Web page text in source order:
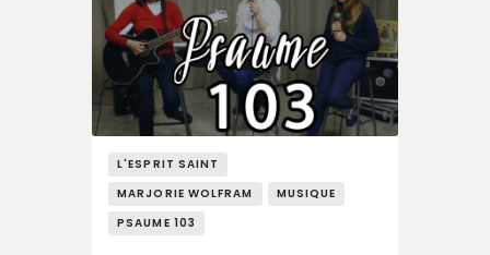
L'ESPRIT SAINT
MARJORIE WOLFRAM
MUSIQUE
PSAUME 103